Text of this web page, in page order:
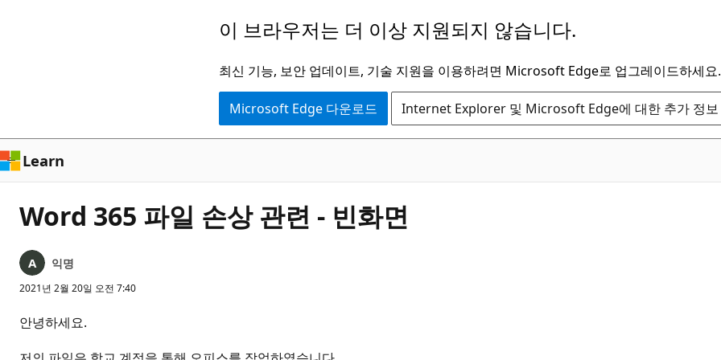
로
건
너
뛰
기
이 브라우저는 더 이상 지원되지 않습니다.
최신 기능, 보안 업데이트, 기술 지원을 이용하려면 Microsoft Edge로 업그레이드하세요.
Microsoft Edge 다운로드 Internet Explorer 및 Microsoft Edge에 대한 추가 정보
Learn
Word 365 파일 손상 관련 - 빈화면
익명
2021년 2월 20일 오전 7:40
안녕하세요.